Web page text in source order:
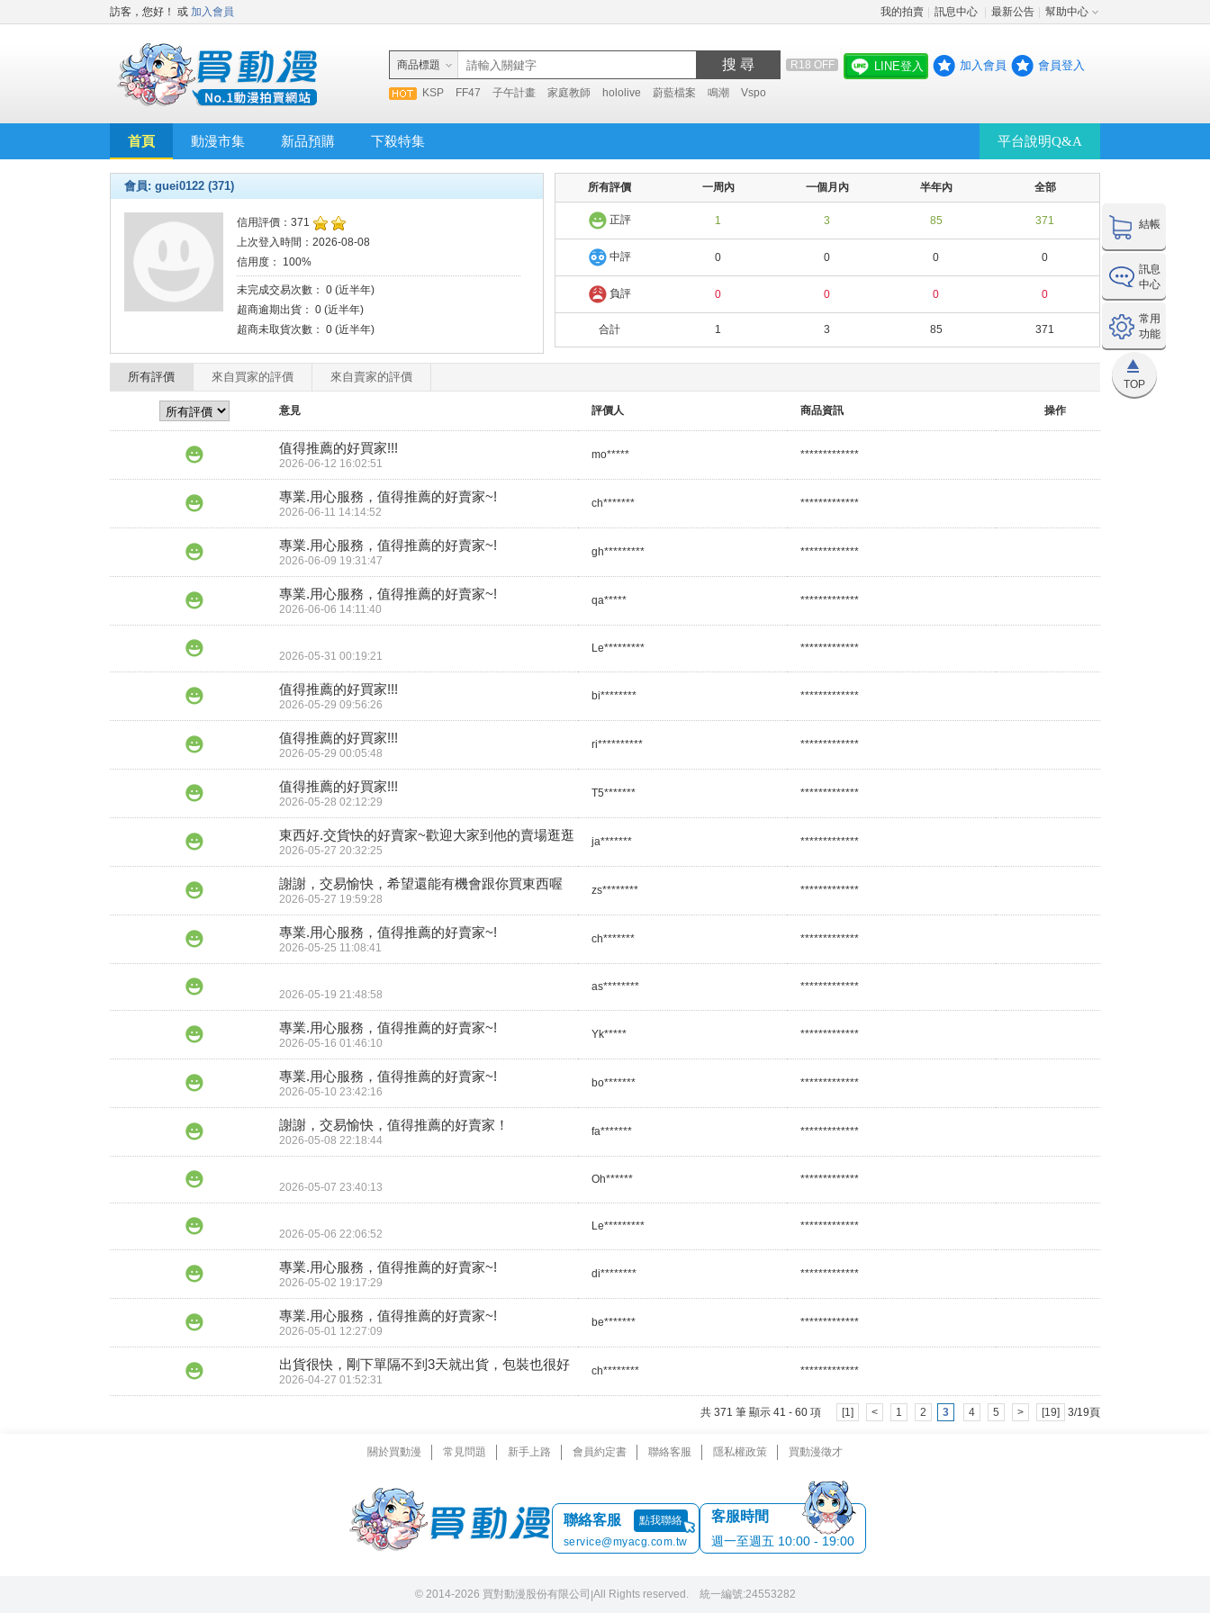
訪客，您好！ 或 加入會員 我的拍賣 訊息中心 最新公告 幫助中心
商品標題 搜 尋 R18 OFF
KSP FF47 子午計畫 家庭教師 hololive 蔚藍檔案 鳴潮 Vspo
LINE登入 加入會員 會員登入
首頁 動漫市集 新品預購 下殺特集 平台說明Q&A
結帳
訊息
中心
常用
功能
TOP
會員: guei0122 (371)
信用評價：371
上次登入時間：2026-08-08
信用度： 100%
未完成交易次數： 0 (近半年)
超商逾期出貨： 0 (近半年)
超商未取貨次數： 0 (近半年)
所有評價 一周內 一個月內 半年內 全部
正評 1 3 85 371
中評 0 0 0 0
負評 0 0 0 0
合計 1 3 85 371
所有評價 來自買家的評價 來自賣家的評價
意見 評價人 商品資訊 操作
值得推薦的好買家!!!
2026-06-12 16:02:51
mo***** *************
專業.用心服務，值得推薦的好賣家~!
2026-06-11 14:14:52
ch******* *************
專業.用心服務，值得推薦的好賣家~!
2026-06-09 19:31:47
gh********* *************
專業.用心服務，值得推薦的好賣家~!
2026-06-06 14:11:40
qa***** *************
2026-05-31 00:19:21
Le********* *************
值得推薦的好買家!!!
2026-05-29 09:56:26
bi******** *************
值得推薦的好買家!!!
2026-05-29 00:05:48
ri********** *************
值得推薦的好買家!!!
2026-05-28 02:12:29
T5******* *************
東西好.交貨快的好賣家~歡迎大家到他的賣場逛逛
2026-05-27 20:32:25
ja******* *************
謝謝，交易愉快，希望還能有機會跟你買東西喔
2026-05-27 19:59:28
zs******** *************
專業.用心服務，值得推薦的好賣家~!
2026-05-25 11:08:41
ch******* *************
2026-05-19 21:48:58
as******** *************
專業.用心服務，值得推薦的好賣家~!
2026-05-16 01:46:10
Yk***** *************
專業.用心服務，值得推薦的好賣家~!
2026-05-10 23:42:16
bo******* *************
謝謝，交易愉快，值得推薦的好賣家！
2026-05-08 22:18:44
fa******* *************
2026-05-07 23:40:13
Oh****** *************
2026-05-06 22:06:52
Le********* *************
專業.用心服務，值得推薦的好賣家~!
2026-05-02 19:17:29
di******** *************
專業.用心服務，值得推薦的好賣家~!
2026-05-01 12:27:09
be******* *************
出貨很快，剛下單隔不到3天就出貨，包裝也很好
2026-04-27 01:52:31
ch******** *************
共 371 筆 顯示 41 - 60 項 [1] < 1 2 3 4 5 > [19] 3/19頁
關於買動漫 常見問題 新手上路 會員約定書 聯絡客服 隱私權政策 買動漫徵才
聯絡客服
點我聯絡
service@myacg.com.tw
客服時間
週一至週五 10:00 - 19:00
© 2014-2026 買對動漫股份有限公司 |All Rights reserved. 統一編號:24553282